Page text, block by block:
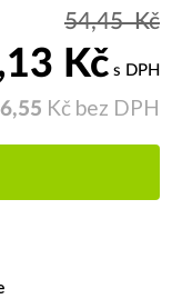
54,45Kč
Kč s DPH
Kč bez DPH